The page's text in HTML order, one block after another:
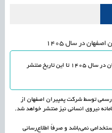
به نهادهای توسعه‌ای و صنفی
در سال 1405
آگهی استخدامی شرکت پمپیران اصفهان در سال 1405 تا این تاریخ منتشر
توسط شرکت پمپیران اصفهان از
نیروی انسانی نیز منتشر خواهد شد.
نمی‌باشد و صرفاً اطلاع‌رسانی